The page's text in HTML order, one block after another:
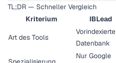
TL;DR — Schneller Vergleich
Kriterium
IBLead
Art des Tools
Vorindexierte
Datenbank
Nur Google